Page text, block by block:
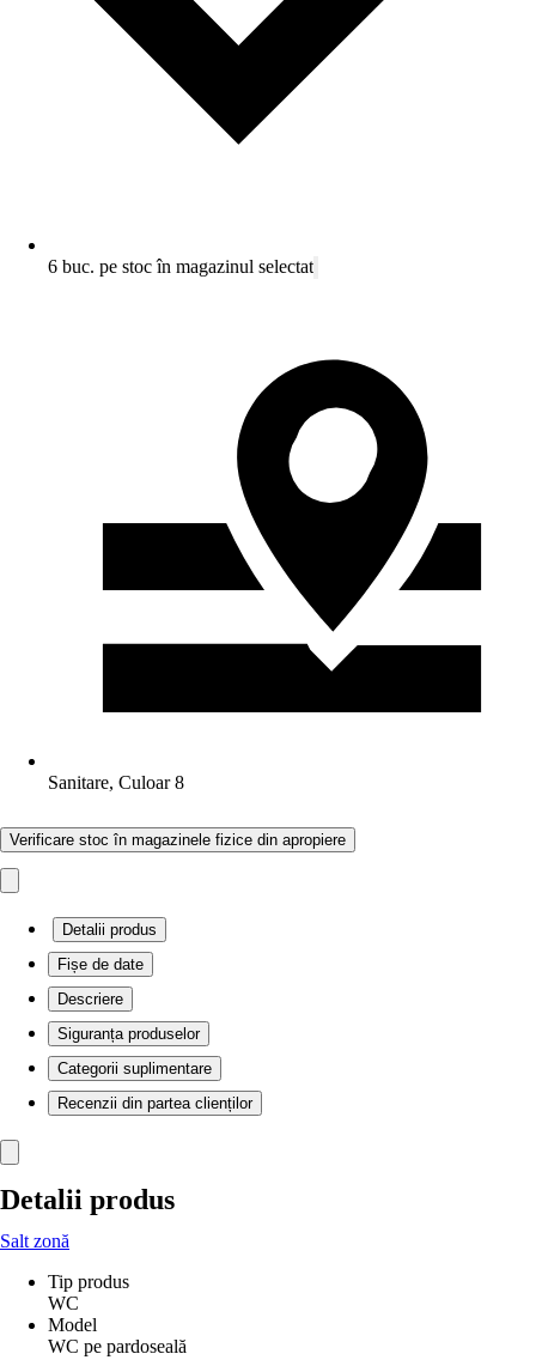
6 buc. pe stoc în magazinul selectat
Sanitare, Culoar 8
Verificare stoc în magazinele fizice din apropiere
Detalii produs
Fișe de date
Descriere
Siguranța produselor
Categorii suplimentare
Recenzii din partea clienților
Detalii produs
Salt zonă
Tip produs
WC
Model
WC pe pardoseală